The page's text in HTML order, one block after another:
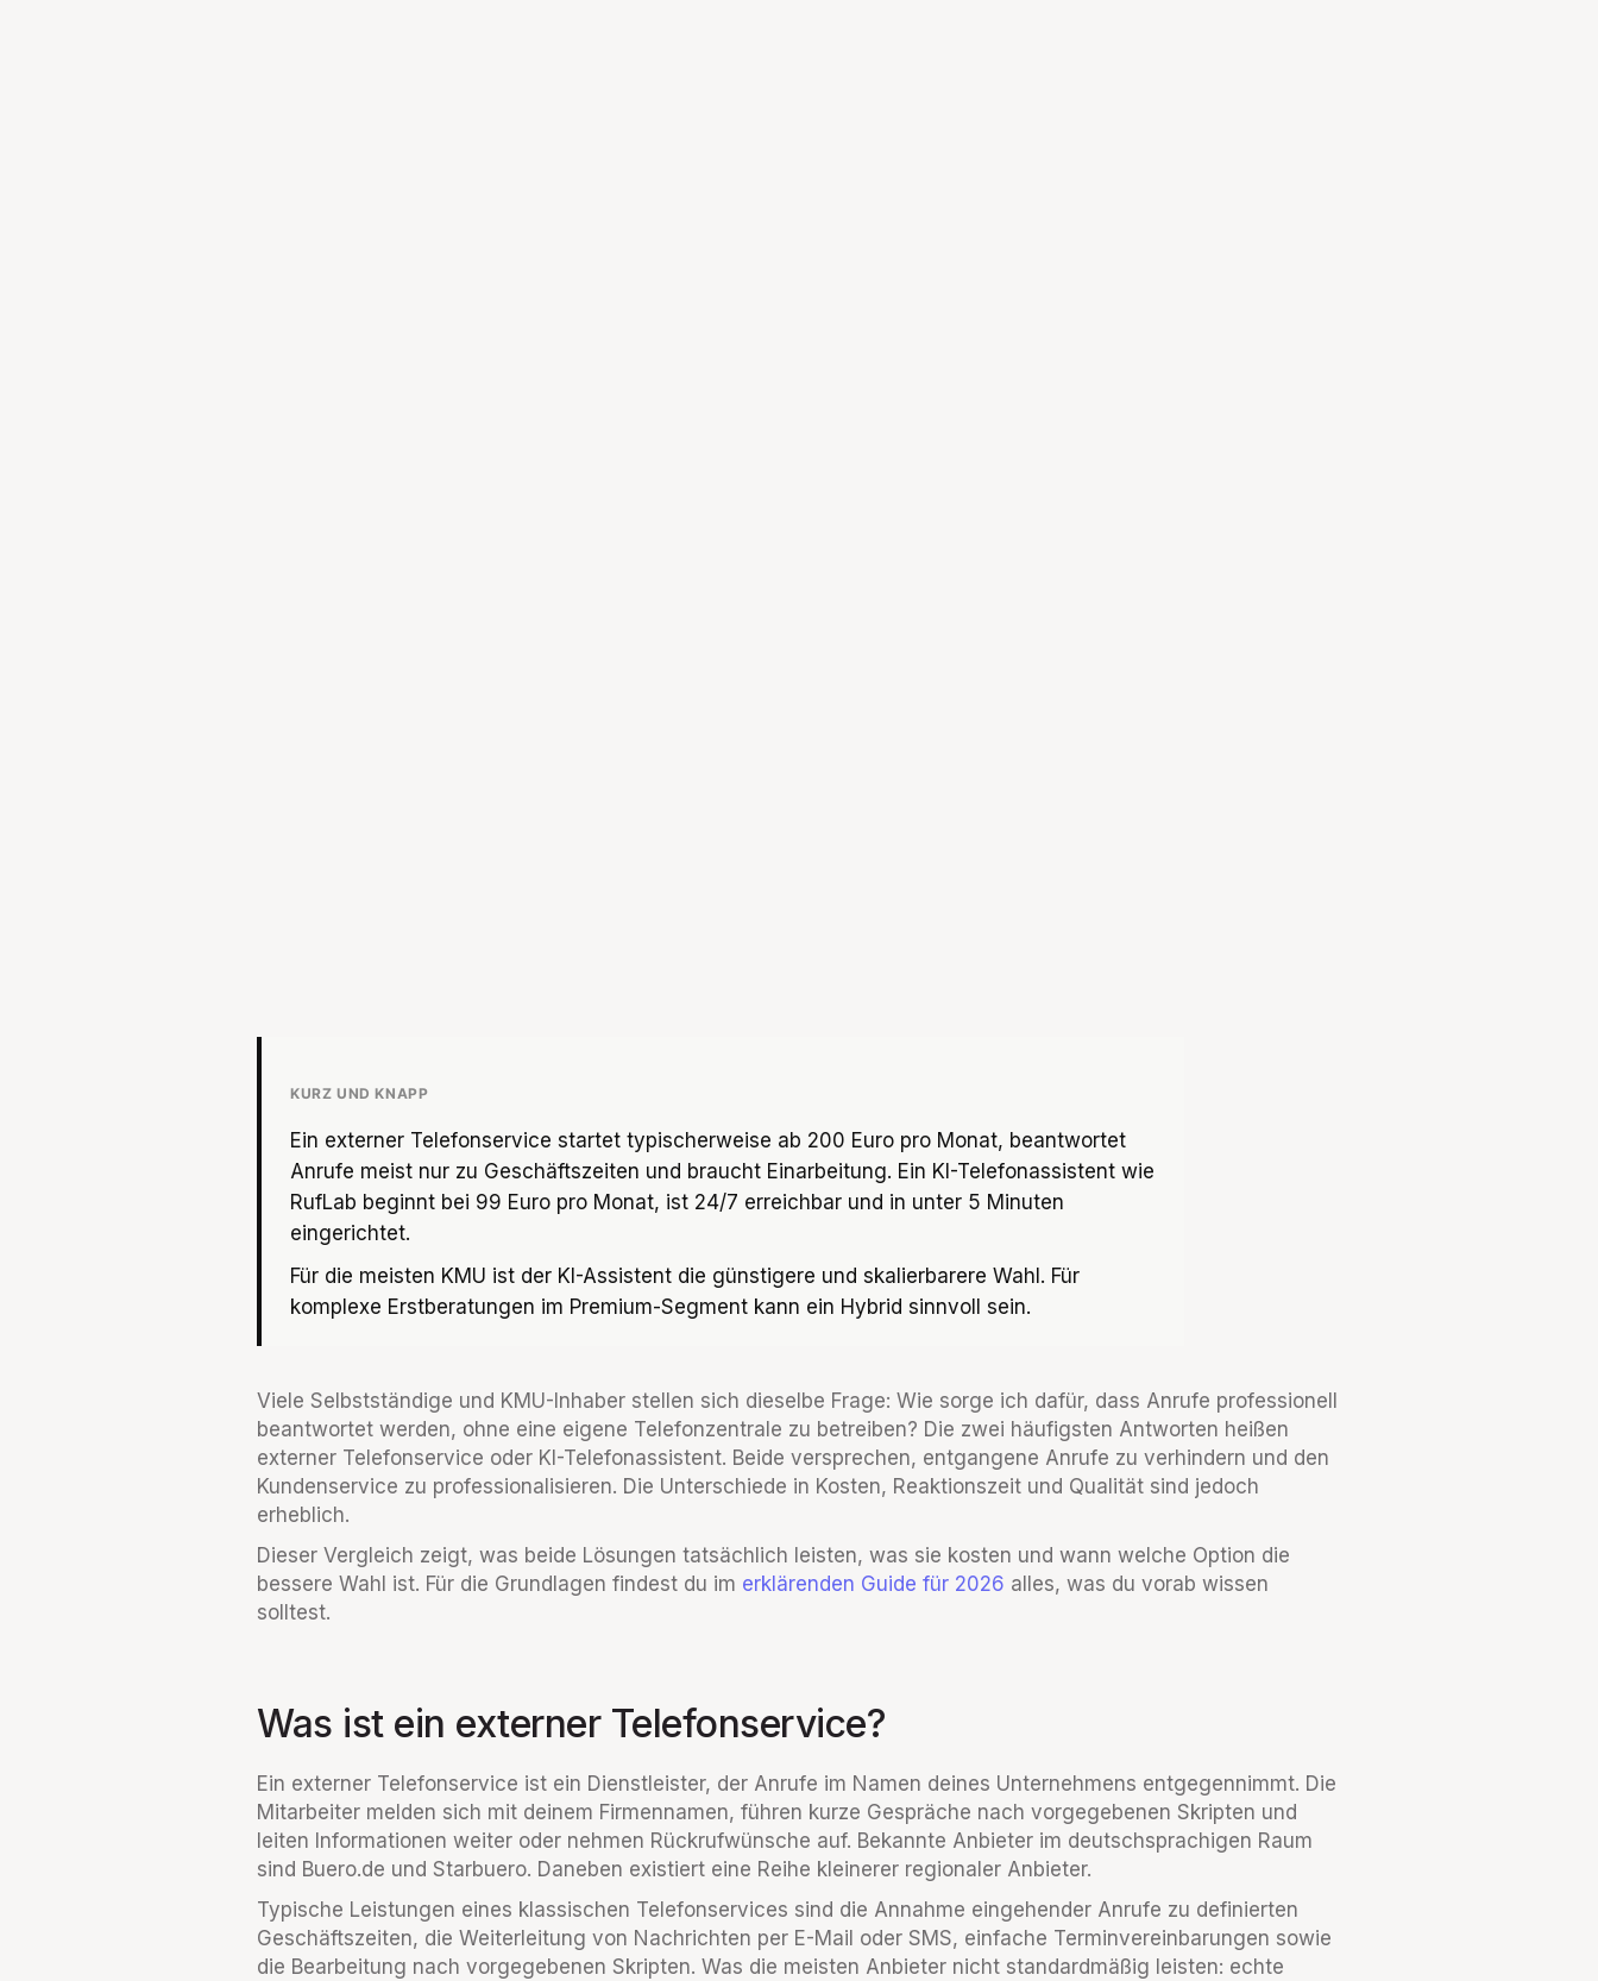
KURZ UND KNAPP
Ein externer Telefonservice startet typischerweise ab 200 Euro pro Monat, beantwortet
Anrufe meist nur zu Geschäftszeiten und braucht Einarbeitung. Ein KI-Telefonassistent wie
RufLab beginnt bei 99 Euro pro Monat, ist 24/7 erreichbar und in unter 5 Minuten
eingerichtet.
Für die meisten KMU ist der KI-Assistent die günstigere und skalierbarere Wahl. Für
komplexe Erstberatungen im Premium-Segment kann ein Hybrid sinnvoll sein.
Viele Selbstständige und KMU-Inhaber stellen sich dieselbe Frage: Wie sorge ich dafür, dass Anrufe professionell
beantwortet werden, ohne eine eigene Telefonzentrale zu betreiben? Die zwei häufigsten Antworten heißen
externer Telefonservice oder KI-Telefonassistent. Beide versprechen, entgangene Anrufe zu verhindern und den
Kundenservice zu professionalisieren. Die Unterschiede in Kosten, Reaktionszeit und Qualität sind jedoch
erheblich.
Dieser Vergleich zeigt, was beide Lösungen tatsächlich leisten, was sie kosten und wann welche Option die
bessere Wahl ist. Für die Grundlagen findest du im erklärenden Guide für 2026 alles, was du vorab wissen
solltest.
Was ist ein externer Telefonservice?
Ein externer Telefonservice ist ein Dienstleister, der Anrufe im Namen deines Unternehmens entgegennimmt. Die
Mitarbeiter melden sich mit deinem Firmennamen, führen kurze Gespräche nach vorgegebenen Skripten und
leiten Informationen weiter oder nehmen Rückrufwünsche auf. Bekannte Anbieter im deutschsprachigen Raum
sind Buero.de und Starbuero. Daneben existiert eine Reihe kleinerer regionaler Anbieter.
Typische Leistungen eines klassischen Telefonservices sind die Annahme eingehender Anrufe zu definierten
Geschäftszeiten, die Weiterleitung von Nachrichten per E-Mail oder SMS, einfache Terminvereinbarungen sowie
die Bearbeitung nach vorgegebenen Skripten. Was die meisten Anbieter nicht standardmäßig leisten: echte